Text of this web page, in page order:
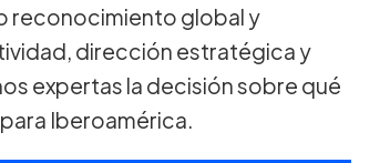
reconocimiento global y
dirección estratégica y
expertas la decisión sobre qué
Iberoamérica.